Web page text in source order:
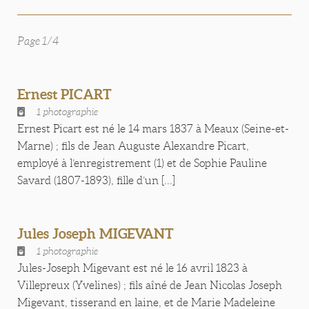
Page 1/4
Ernest PICART
1 photographie
Ernest Picart est né le 14 mars 1837 à Meaux (Seine-et-
Marne) ; fils de Jean Auguste Alexandre Picart,
employé à l’enregistrement (1) et de Sophie Pauline
Savard (1807-1893), fille d’un [...]
Jules Joseph MIGEVANT
1 photographie
Jules-Joseph Migevant est né le 16 avril 1823 à
Villepreux (Yvelines) ; fils aîné de Jean Nicolas Joseph
Migevant, tisserand en laine, et de Marie Madeleine